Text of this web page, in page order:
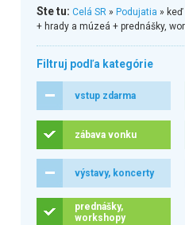
Ste tu: Celá SR» Podujatia »
+ hrady a múzeá + prednášky,
Filtruj podľa kategórie
vstup zdarma
zábava vonku
výstavy, koncerty
prednášky,
workshopy